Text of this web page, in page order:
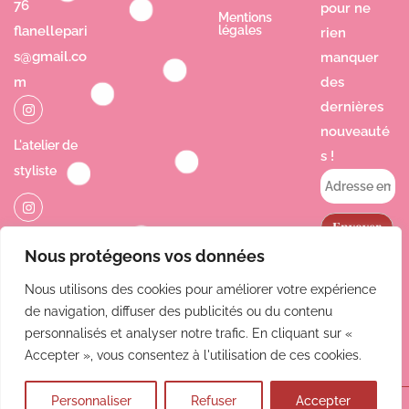
Nous protégeons vos données
Nous utilisons des cookies pour améliorer votre expérience
de navigation, diffuser des publicités ou du contenu
personnalisés et analyser notre trafic. En cliquant sur «
Accepter », vous consentez à l'utilisation de ces cookies.
Personnaliser Refuser Accepter
76
flanellepari
s@gmail.co
m
L'atelier de
styliste
Mentions
légales
pour ne
rien
manquer
des
dernières
nouveauté
s !